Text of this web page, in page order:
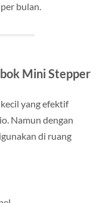
bulan.
Mini Stepper
yang efektif
Namun dengan
di ruang